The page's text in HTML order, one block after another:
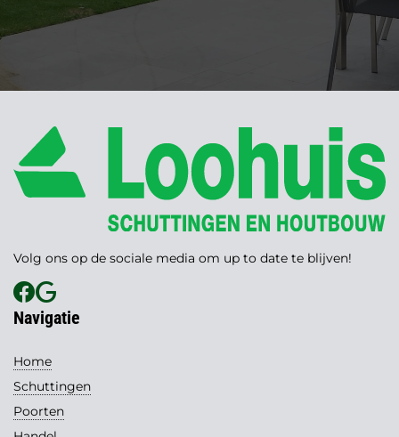
Volg ons op de sociale media om up to date te blijven!
Navigatie
Home
Schuttingen
Poorten